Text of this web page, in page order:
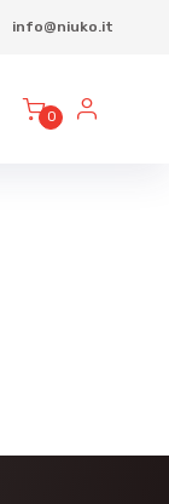
info@niuko.it
0